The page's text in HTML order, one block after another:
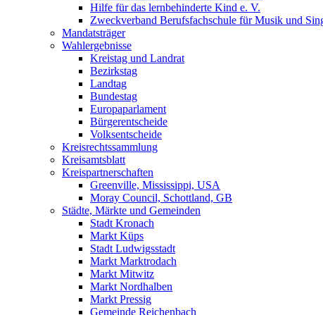
Hilfe für das lernbehinderte Kind e. V.
Zweckverband Berufsfachschule für Musik und
Mandatsträger
Wahlergebnisse
Kreistag und Landrat
Bezirkstag
Landtag
Bundestag
Europaparlament
Bürgerentscheide
Volksentscheide
Kreisrechtssammlung
Kreisamtsblatt
Kreispartnerschaften
Greenville, Mississippi, USA
Moray Council, Schottland, GB
Städte, Märkte und Gemeinden
Stadt Kronach
Markt Küps
Stadt Ludwigsstadt
Markt Marktrodach
Markt Mitwitz
Markt Nordhalben
Markt Pressig
Gemeinde Reichenbach